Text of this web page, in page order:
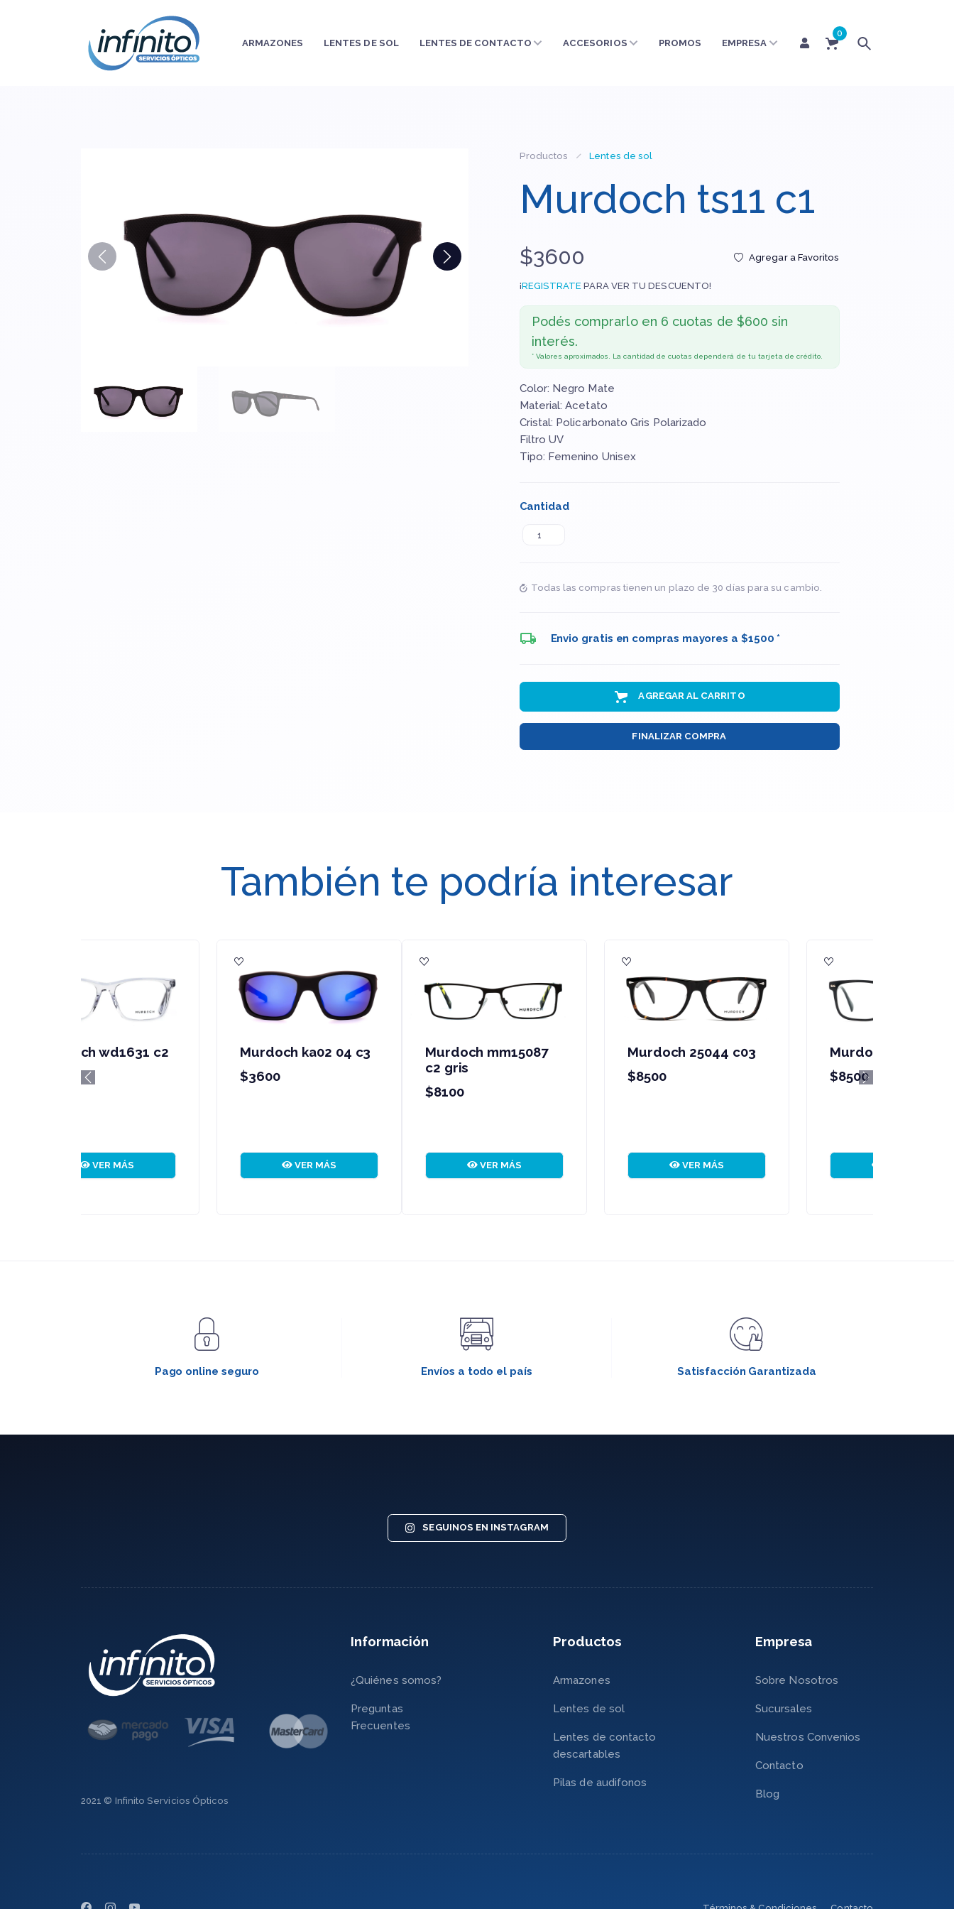
0
ARMAZONES
LENTES DE SOL LENTES DE CONTACTO ACCESORIOS PROMOS EMPRESA
Productos Lentes de sol
Murdoch ts11 c1
$3600 Agregar a Favoritos
¡REGISTRATE PARA VER TU DESCUENTO!
Podés comprarlo en 6 cuotas de $600 sin
interés.
* Valores aproximados. La cantidad de cuotas dependerá de tu tarjeta de crédito.
Color: Negro Mate
Material: Acetato
Cristal: Policarbonato Gris Polarizado
Filtro UV
Tipo: Femenino Unisex
Cantidad
Todas las compras tienen un plazo de 30 días para su cambio.
Envio gratis en compras mayores a $1500 *
AGREGAR AL CARRITO
FINALIZAR COMPRA
También te podría interesar
Murdoch mm15087
Murdoch 25044 c03
Murdoch wd1627 c2
Murdoch wd1467 c2
Previous Next
Pago online seguro Envíos a todo el país Satisfacción Garantizada
SEGUINOS EN INSTAGRAM
Información
¿Quiénes somos?
Preguntas
Frecuentes
Productos
Armazones
Lentes de sol
Lentes de contacto
descartables
Pilas de audifonos
Empresa
Sobre Nosotros
Sucursales
Nuestros Convenios
Contacto
Blog
2021 © Infinito Servicios Ópticos